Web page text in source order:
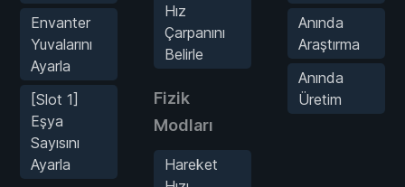
Envanter
Yuvalarını
Ayarla
[Slot 1]
Eşya
Sayısını
Ayarla
Hız
Çarpanını
Belirle
Fizik
Modları
Hareket
Anında
Araştırma
Anında
Üretim